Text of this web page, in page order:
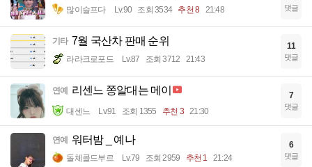
많이슬프다 Lv.90 조회 3534 추천 8 21:48 댓글
기타 7월 국산차 판매 순위
라라크로포드 Lv.87 조회 3712 21:43
11
댓글
연예 리센느 쫑알대는 메이
대센느 Lv.91 조회 1355 추천 3 21:30
7
댓글
연예 워터밤 _ 예나
돌체콜드부르 Lv.79 조회 2959 추천 1 21:24
6
댓글